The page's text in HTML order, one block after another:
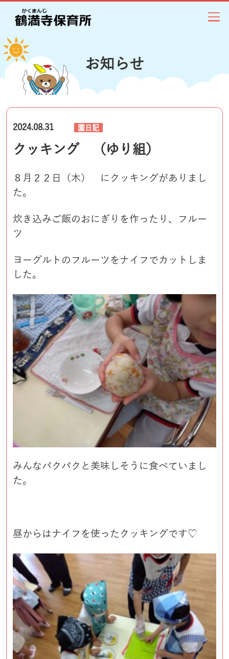
お知らせ
2024.08.31 園日記
クッキング （ゆり組）
８月２２日（木） にクッキングがありまし
た。
炊き込みご飯のおにぎりを作ったり、フルー
ツ
ヨーグルトのフルーツをナイフでカットしま
した。
みんなパクパクと美味しそうに食べていまし
た。
昼からはナイフを使ったクッキングです♡